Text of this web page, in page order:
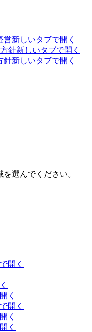
営新しいタブで開く
針新しいタブで開く
針新しいタブで開く
選んでください。
開く
く
開く
く
く